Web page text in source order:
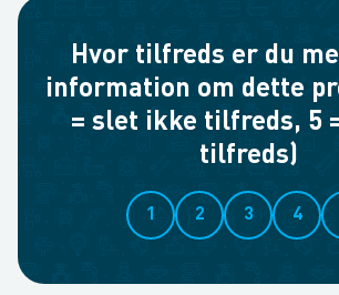
Hvor tilfreds er du
information om dette
= slet ikke tilfreds, 5
tilfreds)
1 2 3 4